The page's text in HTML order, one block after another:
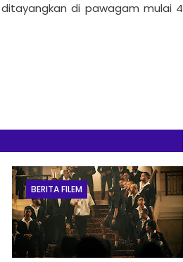
di pawagam mulai 4
BERITA FILEM